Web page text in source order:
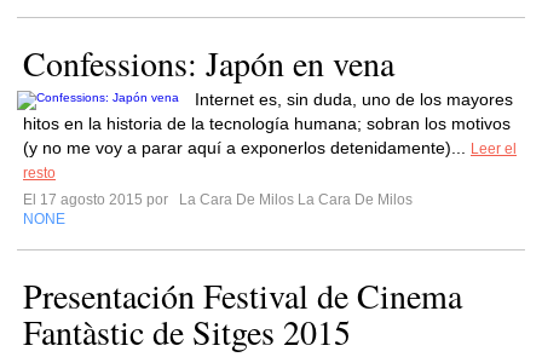
Confessions: Japón en vena
Internet es, sin duda, uno de los mayores
hitos en la historia de la tecnología humana; sobran los motivos
(y no me voy a parar aquí a exponerlos detenidamente)...
Leer el
resto
El 17 agosto 2015 por
La Cara De Milos La Cara De Milos
NONE
Presentación Festival de Cinema
Fantàstic de Sitges 2015